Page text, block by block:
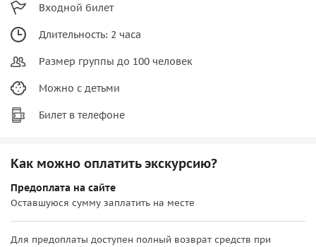
Входной билет
Длительность: 2 часа
Размер группы до 100 человек
Можно с детьми
Билет в телефоне
Как можно оплатить экскурсию?
Предоплата на сайте
Оставшуюся сумму заплатить на месте
Для предоплаты доступен полный возврат средств при